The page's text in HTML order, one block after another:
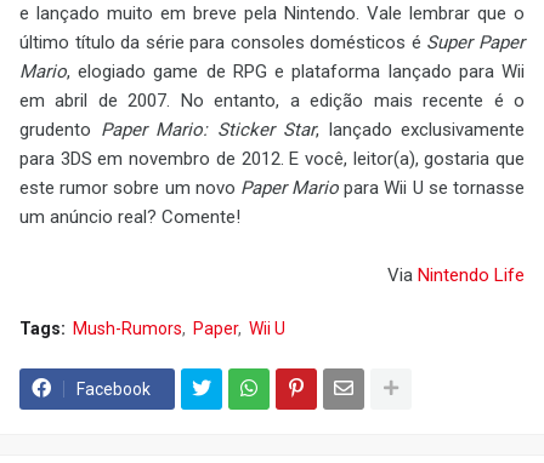
e lançado muito em breve pela Nintendo. Vale lembrar que o
último título da série para consoles domésticos é Super Paper
Mario, elogiado game de RPG e plataforma lançado para Wii
em abril de 2007. No entanto, a edição mais recente é o
grudento Paper Mario: Sticker Star, lançado exclusivamente
para 3DS em novembro de 2012. E você, leitor(a), gostaria que
este rumor sobre um novo Paper Mario para Wii U se tornasse
um anúncio real? Comente!
Via Nintendo Life
Tags: Mush-Rumors Paper Wii U
Facebook